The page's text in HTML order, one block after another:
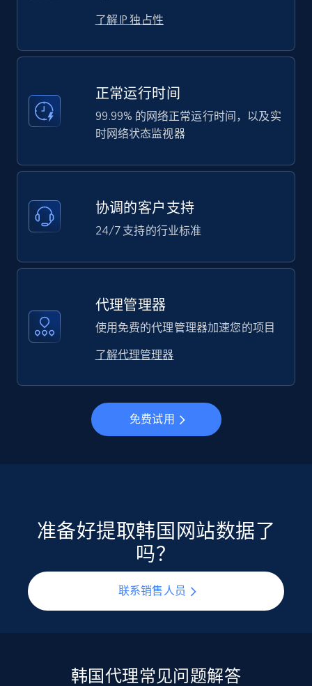
了解 IP 独占性
正常运行时间
99.99% 的网络正常运行时间，以及实
时网络状态监视器
协调的客户支持
24/7 支持的行业标准
代理管理器
使用免费的代理管理器加速您的项目
了解代理管理器
免费试用
准备好提取韩国网站数据了
吗？
联系销售人员
韩国代理常见问题解答